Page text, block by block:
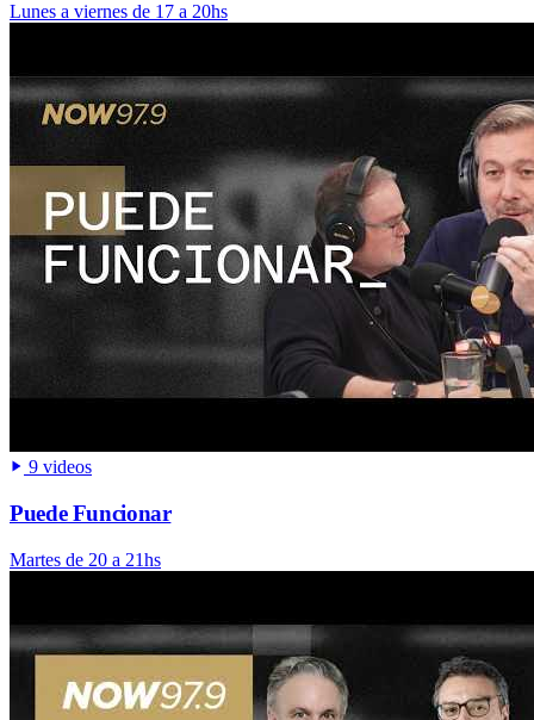
Lunes a viernes de 17 a 20hs
9 videos
Puede Funcionar
Martes de 20 a 21hs